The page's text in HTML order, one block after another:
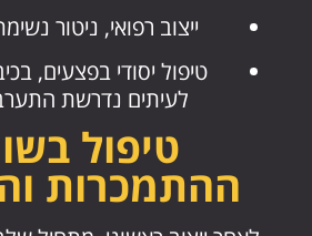
ייצוב רפואי, ניטור
טיפול יסודי בפצעים,
לעיתים נדרשת
טיפול
ההתמכרות